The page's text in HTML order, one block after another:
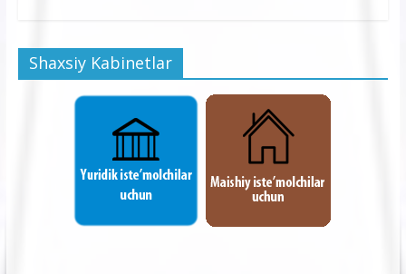
Shaxsiy Kabinetlar